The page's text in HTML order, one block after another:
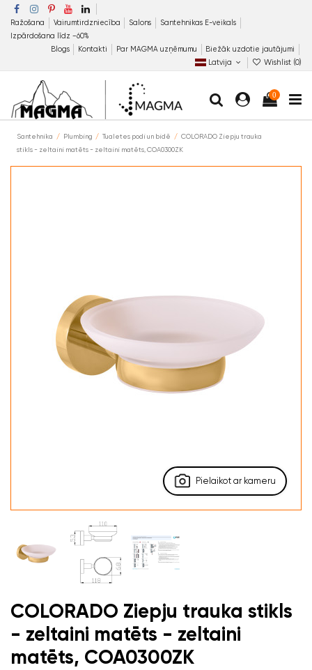
Ražošana Vairumtirdzniecība Salons
Santehnikas E-veikals
Izpārdošana līdz −60%
Blogs
Kontakti Par MAGMA uzņēmumu
Biežāk uzdotie jautājumi
Latvija
Wishlist (0)
0
Santehnika Plumbing Tualetes podi un bidē
COLORADO Ziepju trauka
stikls - zeltaini matēts - zeltaini matēts, COA0300ZK
Pielaikot ar kameru
COLORADO Ziepju trauka stikls
- zeltaini matēts - zeltaini
matēts, COA0300ZK